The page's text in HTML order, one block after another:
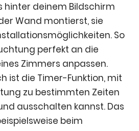
hinter deinem Bildschirm
Wand montierst, sie
So
perfekt an die
Zimmers anpassen.
ist die Timer-Funktion, mit
zu bestimmten Zeiten
ausschalten kannst. Das
beim